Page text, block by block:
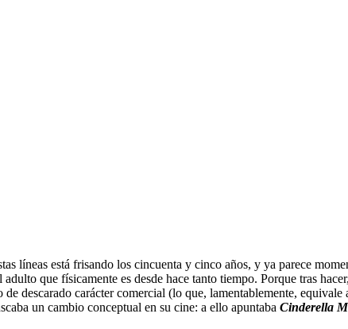
líneas está frisando los cincuenta y cinco años, y ya parece
que físicamente es desde hace tanto tiempo. Porque tras
de descarado carácter comercial (lo que, lamentablemente,
un cambio conceptual en su cine: a ello apuntaba Cinderella